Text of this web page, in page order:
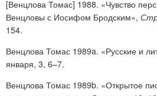
[Венцлова Томас] 1988. «Чувство
Венцловы с Иосифом Бродским»,
154.
Венцлова Томас 1989a. «Русские и
января, 3, 6–7.
Венцлова Томас 1989b. «Открытое